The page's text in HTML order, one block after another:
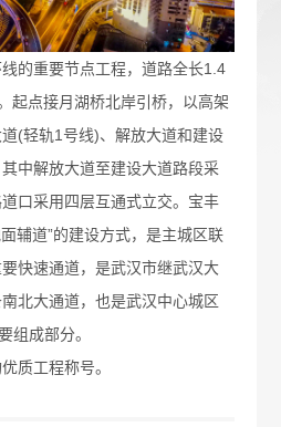
的重要节点工程，道路全长1.4
起点接月湖桥北岸引桥，以高架
(轻轨1号线)、解放大道和建设
中解放大道至建设大道路段采
口采用四层互通式立交。宝丰
辅道”的建设方式，是主城区联
快速通道，是武汉市继武汉大
北大通道，也是武汉中心城区
组成部分。
质工程称号。